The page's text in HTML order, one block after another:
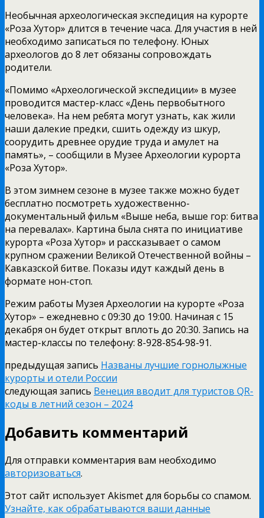
Необычная археологическая экспедиция на курорте
«Роза Хутор» длится в течение часа. Для участия в ней
необходимо записаться по телефону. Юных
археологов до 8 лет обязаны сопровождать
родители.
«Помимо «Археологической экспедиции» в музее
проводится мастер-класс «День первобытного
человека». На нем ребята могут узнать, как жили
наши далекие предки, сшить одежду из шкур,
соорудить древнее орудие труда и амулет на
память», – сообщили в Музее Археологии курорта
«Роза Хутор».
В этом зимнем сезоне в музее также можно будет
бесплатно посмотреть художественно-
документальный фильм «Выше неба, выше гор: битва
на перевалах». Картина была снята по инициативе
курорта «Роза Хутор» и рассказывает о самом
крупном сражении Великой Отечественной войны –
Кавказской битве. Показы идут каждый день в
формате нон-стоп.
Режим работы Музея Археологии на курорте «Роза
Хутор» – ежедневно с 09:30 до 19:00. Начиная с 15
декабря он будет открыт вплоть до 20:30. Запись на
мастер-классы по телефону: 8-928-854-98-91.
предыдущая запись Названы лучшие горнолыжные
курорты и отели России
следующая запись Венеция вводит для туристов QR-
коды в летний сезон – 2024
Добавить комментарий
Для отправки комментария вам необходимо
авторизоваться.
Этот сайт использует Akismet для борьбы со спамом.
Узнайте, как обрабатываются ваши данные